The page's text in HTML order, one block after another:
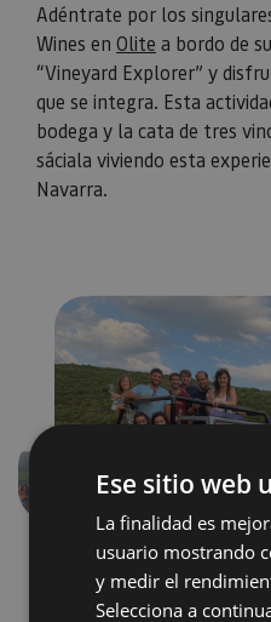
Adéntrate por los
Wines en Olite a bordo de
“Vineyard Explorer” y
que se integra. Esta
bodega y la cata de tres
sáciala viviendo esta
Navarra.
Aurrekoa
Ese sitio web
La finalidad es
usuario mostrando
y medir el
Selecciona a